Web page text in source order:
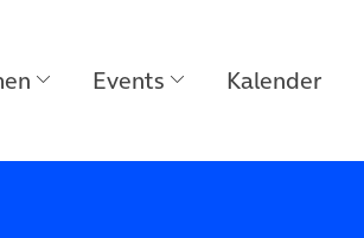
Events Kalender